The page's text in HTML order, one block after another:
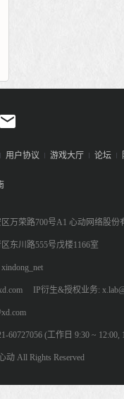
用户协议 游戏大厅 论坛
万荣路700号A1 心动网络股份
东川路555号戊楼1166室
IP衍生&授权业务:
60727056 (工作日 9:30 ~ 12:00,
动 All Rights Reserved